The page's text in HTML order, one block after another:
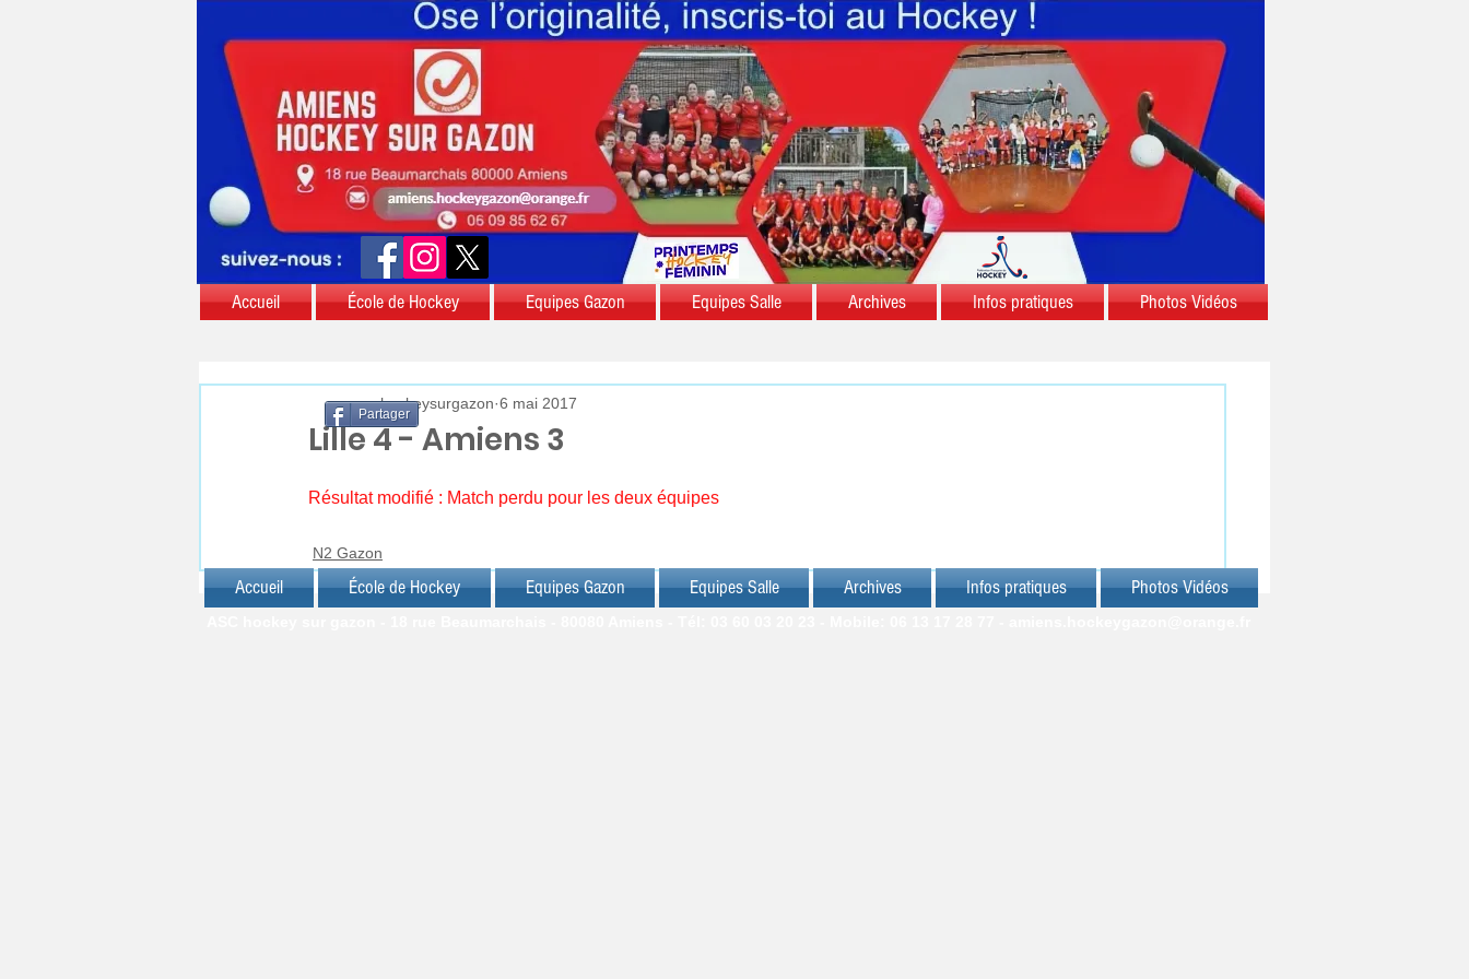
Accueil École de Hockey Equipes Gazon Equipes Salle Archives Infos pratiques Photos Vidéos
Lille 4 - Amiens 3
aschockeysurgazon 6 mai 2017
Résultat modifié : Match perdu pour les deux équipes
N2 Gazon
Partager
Accueil École de Hockey Equipes Gazon Equipes Salle Archives Infos pratiques Photos Vidéos